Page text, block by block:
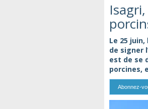
Le 25
de signer
est de se
porcines,
Abonnez-